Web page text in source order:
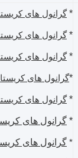
* گرانول های
* گرانول های
* گرانول های
*گرانول های
* گرانول های
* گرانول های
* گرانول های